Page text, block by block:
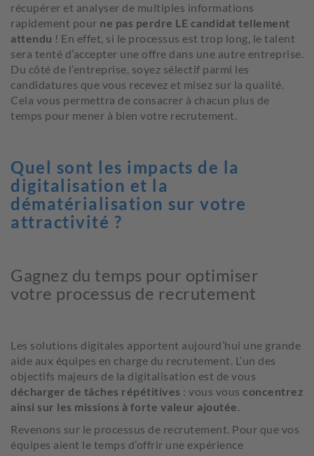
récupérer et analyser de multiples informations
rapidement pour ne pas perdre LE candidat tellement
attendu ! En effet, si le processus est trop long, le talent
sera tenté d’accepter une offre dans une autre entreprise.
Du côté de l’entreprise, soyez sélectif parmi les
candidatures que vous recevez et misez sur la qualité.
Cela vous permettra de consacrer à chacun plus de
temps pour mener à bien votre recrutement.
Quel sont les impacts de la
digitalisation et la
dématérialisation sur votre
attractivité ?
Gagnez du temps pour optimiser
votre processus de recrutement
Les solutions digitales apportent aujourd’hui une grande
aide aux équipes en charge du recrutement. L’un des
objectifs majeurs de la digitalisation est de vous
décharger de tâches répétitives : vous vous concentrez
ainsi sur les missions à forte valeur ajoutée.
Revenons sur le processus de recrutement. Pour que vos
équipes aient le temps d’offrir une expérience